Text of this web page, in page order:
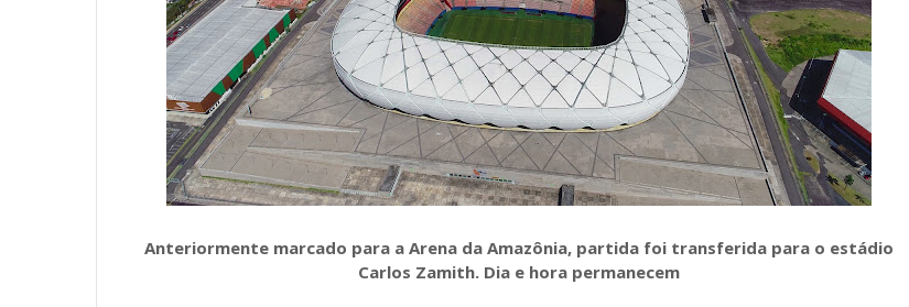
Anteriormente marcado para a Arena da Amazônia, partida foi transferida para o estádio
Carlos Zamith. Dia e hora permanecem